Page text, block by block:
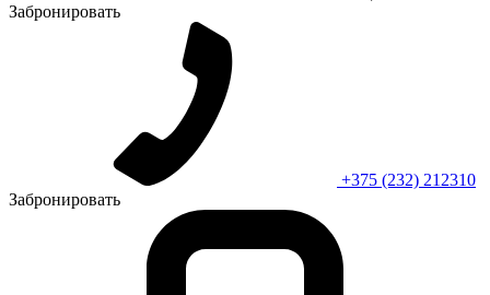
Забронировать
+375 (232) 212310
Забронировать